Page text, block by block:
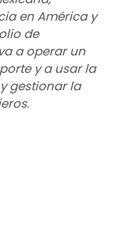
en América y
de
a operar un
y a usar la
gestionar la
.